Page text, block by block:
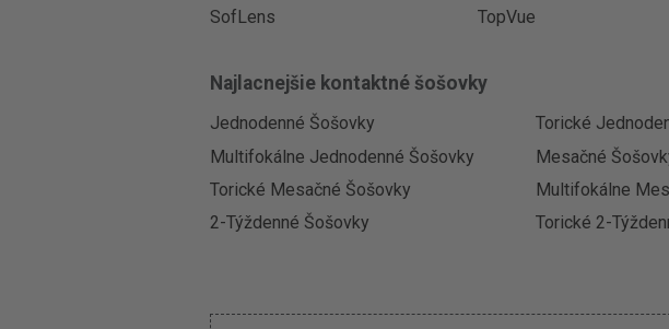
SofLens
TopVue
Najlacnejšie kontaktné šošovky
Jednodenné Šošovky
Torické
Multifokálne Jednodenné Šošovky
Mesačné
Torické Mesačné Šošovky
Multifokálne
2-Týždenné Šošovky
Torické 2-